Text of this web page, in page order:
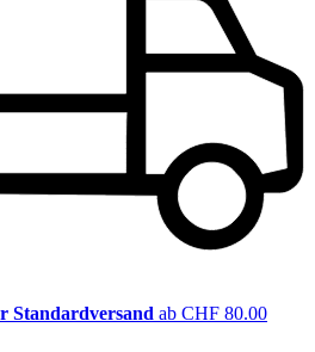
Standardversand ab CHF 80.00